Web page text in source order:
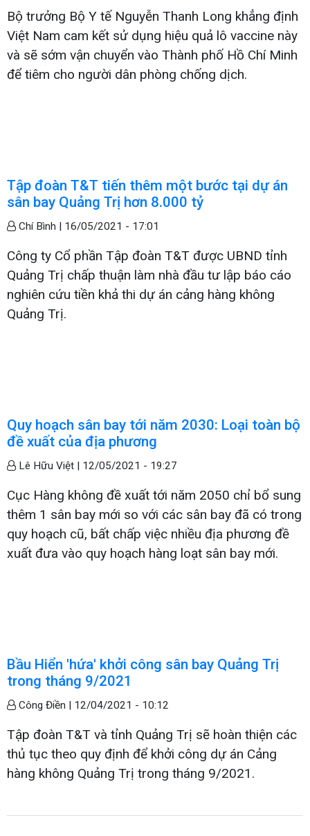
Bộ trưởng Bộ Y tế Nguyễn Thanh Long khẳng định
Việt Nam cam kết sử dụng hiệu quả lô vaccine này
và sẽ sớm vận chuyển vào Thành phố Hồ Chí Minh
để tiêm cho người dân phòng chống dịch.
Tập đoàn T&T tiến thêm một bước tại dự án
sân bay Quảng Trị hơn 8.000 tỷ
Chí Bình | 16/05/2021 - 17:01
Công ty Cổ phần Tập đoàn T&T được UBND tỉnh
Quảng Trị chấp thuận làm nhà đầu tư lập báo cáo
nghiên cứu tiền khả thi dự án cảng hàng không
Quảng Trị.
Quy hoạch sân bay tới năm 2030: Loại toàn bộ
đề xuất của địa phương
Lê Hữu Việt | 12/05/2021 - 19:27
Cục Hàng không đề xuất tới năm 2050 chỉ bổ sung
thêm 1 sân bay mới so với các sân bay đã có trong
quy hoạch cũ, bất chấp việc nhiều địa phương đề
xuất đưa vào quy hoạch hàng loạt sân bay mới.
Bầu Hiển 'hứa' khởi công sân bay Quảng Trị
trong tháng 9/2021
Công Điền | 12/04/2021 - 10:12
Tập đoàn T&T và tỉnh Quảng Trị sẽ hoàn thiện các
thủ tục theo quy định để khởi công dự án Cảng
hàng không Quảng Trị trong tháng 9/2021.